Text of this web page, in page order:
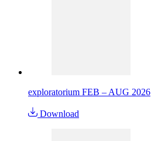
exploratorium FEB – AUG 2026
Download